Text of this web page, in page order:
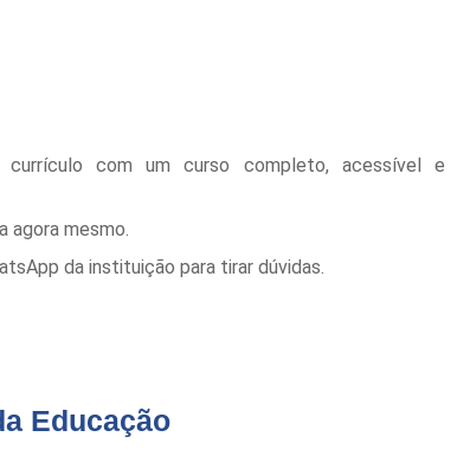
com um curso completo, acessível e
agora mesmo.
da instituição para tirar dúvidas.
Educação